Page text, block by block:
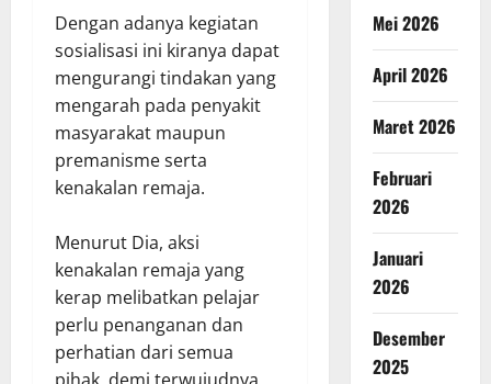
Dengan adanya kegiatan
sosialisasi ini kiranya dapat
mengurangi tindakan yang
mengarah pada penyakit
masyarakat maupun
premanisme serta
kenakalan remaja.
Menurut Dia, aksi
kenakalan remaja yang
kerap melibatkan pelajar
perlu penanganan dan
perhatian dari semua
Mei 2026
April 2026
Maret 2026
Februari
2026
Januari
2026
Desember
2025